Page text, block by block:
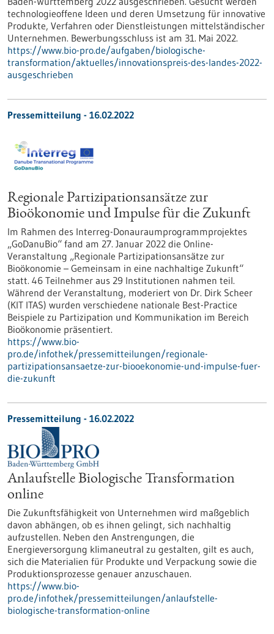
technologieoffene Ideen und deren Umsetzung für innovative
Produkte, Verfahren oder Dienstleistungen mittelständischer
Unternehmen. Bewerbungsschluss ist am 31. Mai 2022.
https://www.bio-pro.de/aufgaben/biologische-
transformation/aktuelles/innovationspreis-des-landes-2022-
ausgeschrieben
Pressemitteilung - 16.02.2022
Regionale Partizipationsansätze zur
Bioökonomie und Impulse für die Zukunft
Im Rahmen des Interreg-Donauraumprogrammprojektes
„GoDanuBio“ fand am 27. Januar 2022 die Online-
Veranstaltung „Regionale Partizipationsansätze zur
Bioökonomie – Gemeinsam in eine nachhaltige Zukunft“
statt. 46 Teilnehmer aus 29 Institutionen nahmen teil.
Während der Veranstaltung, moderiert von Dr. Dirk Scheer
(KIT ITAS) wurden verschiedene nationale Best-Practice
Beispiele zu Partizipation und Kommunikation im Bereich
Bioökonomie präsentiert.
https://www.bio-
pro.de/infothek/pressemitteilungen/regionale-
partizipationsansaetze-zur-biooekonomie-und-impulse-fuer-
die-zukunft
Pressemitteilung - 16.02.2022
Anlaufstelle Biologische Transformation
online
Die Zukunftsfähigkeit von Unternehmen wird maßgeblich
davon abhängen, ob es ihnen gelingt, sich nachhaltig
aufzustellen. Neben den Anstrengungen, die
Energieversorgung klimaneutral zu gestalten, gilt es auch,
sich die Materialien für Produkte und Verpackung sowie die
Produktionsprozesse genauer anzuschauen.
https://www.bio-
pro.de/infothek/pressemitteilungen/anlaufstelle-
biologische-transformation-online